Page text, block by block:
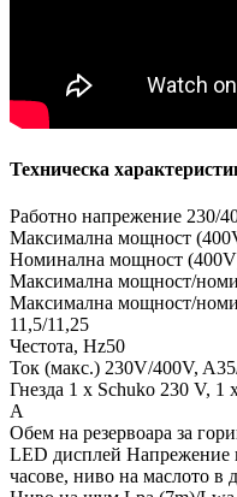
Техническа
Работно напрежение 230/
Максимална мощност
Номинална мощност
Максимална мощност/
Максимална мощност/
11,5/11,25
Честота, Hz50
Ток (макс.) 230V/400V,
Гнезда 1 x Schuko 230 V,
A
Обем на резервоара за
LED дисплей Напрежение
часове, ниво на маслото в